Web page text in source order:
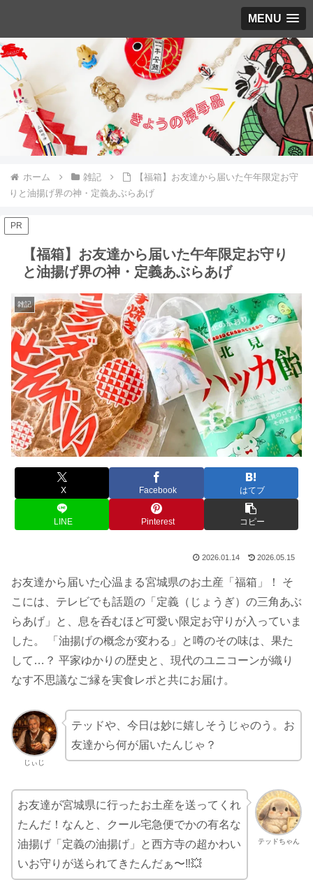
MENU
ホーム 雑記
【福箱】お友達から届いた午年限定お守
りと油揚げ界の神・定義あぶらあげ
PR
【福箱】お友達から届いた午年限定お守り
と油揚げ界の神・定義あぶらあげ
雑記
X Facebook はてブ
LINE Pinterest コピー
2026.01.14 2026.05.15
お友達から届いた心温まる宮城県のお土産「福箱」！ そ
こには、テレビでも話題の「定義（じょうぎ）の三角あぶ
らあげ」と、息を呑むほど可愛い限定お守りが入っていま
した。 「油揚げの概念が変わる」と噂のその味は、果た
して…？ 平家ゆかりの歴史と、現代のユニコーンが織り
なす不思議なご縁を実食レポと共にお届け。
じぃじ
テッドや、今日は妙に嬉しそうじゃのう。お
友達から何が届いたんじゃ？
テッドちゃん
お友達が宮城県に行ったお土産を送ってくれ
たんだ！なんと、クール宅急便でかの有名な
油揚げ「定義の油揚げ」と西方寺の超かわい
いお守りが送られてきたんだぁ〜‼️💥